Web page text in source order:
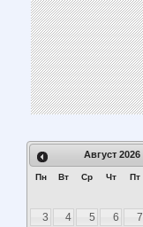
Август 2026
Пн Вт Ср Чт Пт
3
4 5 6 7